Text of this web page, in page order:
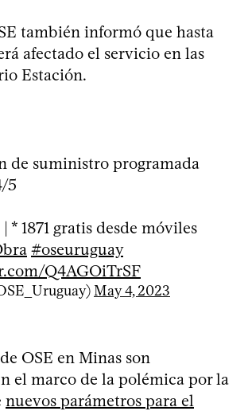
también informó que hasta
afectado el servicio en las
Estación.
de suministro programada
5
| * 1871 gratis desde móviles
#oseuruguay
Q4AGOiTrSF
May 4, 2023
OSE en Minas son
el marco de la polémica por la
nuevos parámetros para el